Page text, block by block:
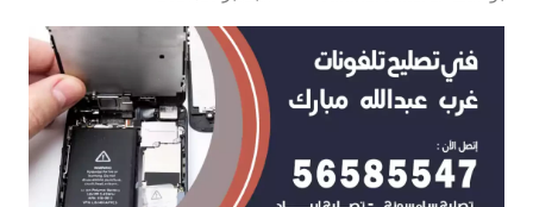
توجد
تعليقات